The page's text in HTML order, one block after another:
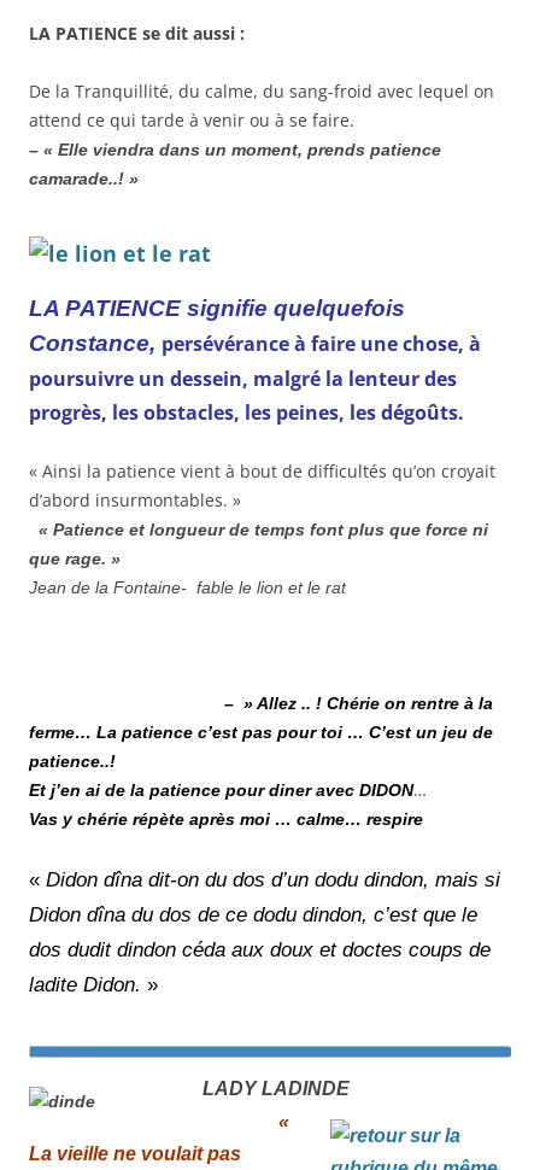
LA PATIENCE se dit aussi :
De la Tranquillité, du calme, du sang-froid avec lequel on
attend ce qui tarde à venir ou à se faire.
– « Elle viendra dans un moment, prends patience
camarade..! »
LA PATIENCE signifie quelquefois
Constance, persévérance à faire une chose, à
poursuivre un dessein, malgré la lenteur des
progrès, les obstacles, les peines, les dégoûts.
« Ainsi la patience vient à bout de difficultés qu’on croyait
d’abord insurmontables. »
« Patience et longueur de temps font plus que force ni
que rage. »
Jean de la Fontaine- fable le lion et le rat
– » Allez .. ! Chérie on rentre à la
ferme… La patience c’est pas pour toi … C’est un jeu de
patience..!
Et j’en ai de la patience pour diner avec DIDON…
Vas y chérie répète après moi … calme… respire
« Didon dîna dit-on du dos d’un dodu dindon, mais si
Didon dîna du dos de ce dodu dindon, c’est que le
dos dudit dindon céda aux doux et doctes coups de
ladite Didon. »
LADY LADINDE
«
La vieille ne voulait pas